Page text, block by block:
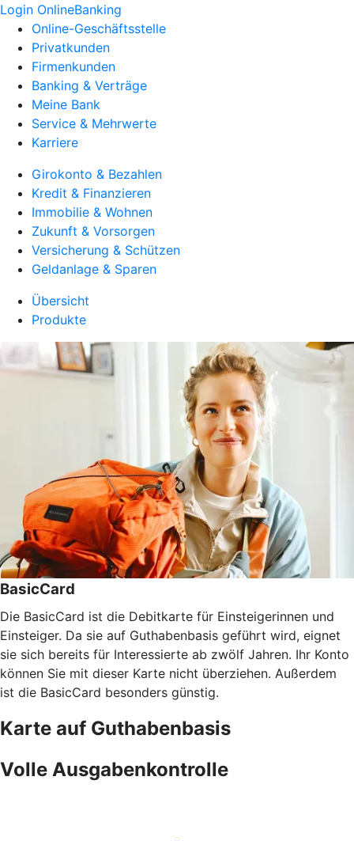
Login OnlineBanking
Online-Geschäftsstelle
Privatkunden
Firmenkunden
Banking & Verträge
Meine Bank
Service & Mehrwerte
Karriere
Girokonto & Bezahlen
Kredit & Finanzieren
Immobilie & Wohnen
Zukunft & Vorsorgen
Versicherung & Schützen
Geldanlage & Sparen
Übersicht
Produkte
BasicCard
Die BasicCard ist die Debitkarte für Einsteigerinnen und
Einsteiger. Da sie auf Guthabenbasis geführt wird, eignet
sie sich bereits für Interessierte ab zwölf Jahren. Ihr Konto
können Sie mit dieser Karte nicht überziehen. Außerdem
ist die BasicCard besonders günstig.
Karte auf Guthabenbasis
Volle Ausgabenkontrolle